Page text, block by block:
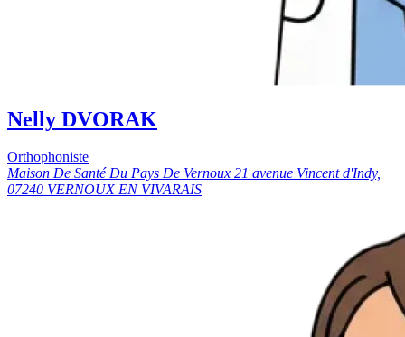
Nelly DVORAK
Orthophoniste
Maison De Santé Du Pays De Vernoux 21 avenue Vincent d'Indy,
07240 VERNOUX EN VIVARAIS